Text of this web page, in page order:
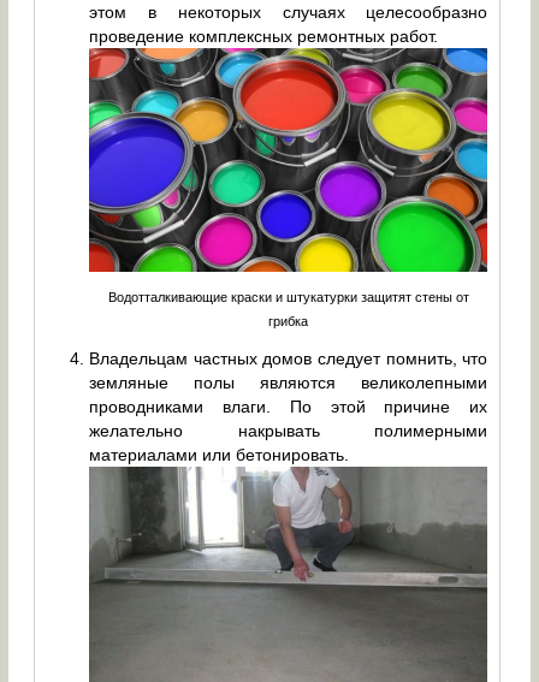
этом в некоторых случаях целесообразно
проведение комплексных ремонтных работ.
Водотталкивающие краски и штукатурки защитят стены от
грибка
Владельцам частных домов следует помнить, что
земляные полы являются великолепными
проводниками влаги. По этой причине их
желательно накрывать полимерными
материалами или бетонировать.